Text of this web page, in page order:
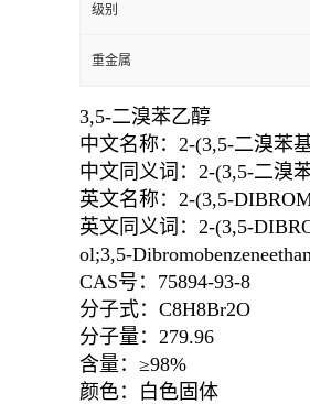
级别
重金属
3,5-二溴苯乙醇
中文名称：2-(3,5-二溴苯
中文同义词：2-(3,5-二溴
英文名称：2-(3,5-
英文同义词：2-(3,5-
ol;3,5-
CAS号：75894-93-8
分子式：C8H8Br2O
分子量：279.96
含量：≥98%
颜色：白色固体